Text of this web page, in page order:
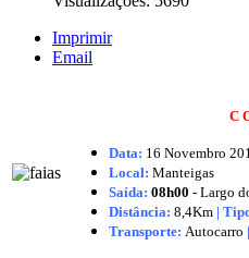
Imprimir
Email
C
Data: 16 Novembro
Local: Manteigas
Saída: 08h00 - Largo
Distância: 8,4Km |
Transporte: Autocarro |